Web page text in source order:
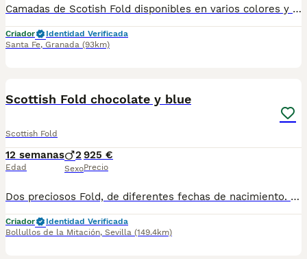
Camadas de Scotish Fold disponibles en varios colores y tonalidades. Machos y hembras. Criadores responsables y familiares. Se entregan a partir de 2 meses de edad y sus vacunas correspondientes, desparasitados. Todos los cachorros son descendientes de las mejores líneas nacionales. Se entregan en toda España con transporte de alta calidad preparado para animales, van en vehículo climatizado con chófer particular a cargo del comprador. Si tienes dudas o consultas sobre la raza, podemos resolver tus dudas por whats app ;) Abogamos por una cría nacional (no en países del este) en un ambiente familiar con personas con vocación en una cría ética y responsable, y que por encima de todo, aman a los animales Teléfono / Whats app: 641 92 23 90
Criador
Identidad Verificada
Santa Fe, Granada (93km)
Scottish Fold chocolate y blue
Scottish Fold
12 semanas
Edad
2
Sexo
925 €
Precio
Dos preciosos Fold, de diferentes fechas de nacimiento. Ejemplares maravillosos y cariñosos para estar en familia. Se entregan desparasitados, vacunados, chip pasaporte europeo. Al hacer la reserva se envía contrato de garantía en enfermedades viricas y congénitas. Para más info y fotos escribir por wsp 66858212.
Criador
Identidad Verificada
Bollullos de la Mitación, Sevilla (149.4km)